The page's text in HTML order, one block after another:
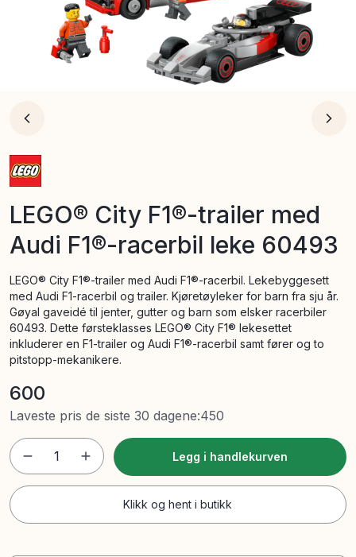
LEGO® City F1®-trailer med
Audi F1®-racerbil leke 60493
LEGO® City F1®-trailer med Audi F1®-racerbil. Lekebyggesett
med Audi F1-racerbil og trailer. Kjøretøyleker for barn fra sju år.
Gøyal gaveidé til jenter, gutter og barn som elsker racerbiler
60493. Dette førsteklasses LEGO® City F1® lekesettet
inkluderer en F1-trailer og Audi F1®-racerbil samt fører og to
pitstopp-mekanikere.
600
Laveste pris de siste 30 dagene:450
1 Legg i handlekurven
Klikk og hent i butikk